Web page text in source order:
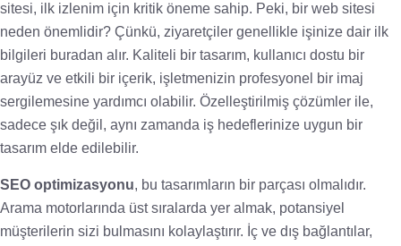
sitesi, ilk izlenim için kritik öneme sahip. Peki, bir web sitesi
neden önemlidir? Çünkü, ziyaretçiler genellikle işinize dair ilk
bilgileri buradan alır. Kaliteli bir tasarım, kullanıcı dostu bir
arayüz ve etkili bir içerik, işletmenizin profesyonel bir imaj
sergilemesine yardımcı olabilir. Özelleştirilmiş çözümler ile,
sadece şık değil, aynı zamanda iş hedeflerinize uygun bir
tasarım elde edilebilir.
SEO optimizasyonu, bu tasarımların bir parçası olmalıdır.
Arama motorlarında üst sıralarda yer almak, potansiyel
müşterilerin sizi bulmasını kolaylaştırır. İç ve dış bağlantılar,